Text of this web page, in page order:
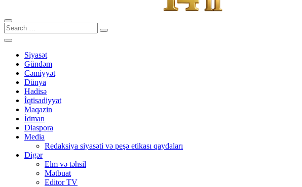
Siyasət
Gündəm
Cəmiyyət
Dünya
Hadisə
İqtisadiyyat
Maqazin
İdman
Diaspora
Media
Redaksiya siyasəti və peşə etikası qaydaları
Digər
Elm və təhsil
Mətbuat
Editor TV